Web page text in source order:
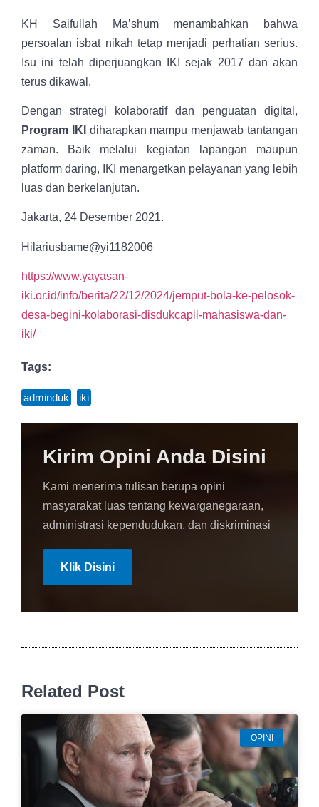
KH Saifullah Ma’shum menambahkan bahwa
persoalan isbat nikah tetap menjadi perhatian serius.
Isu ini telah diperjuangkan IKI sejak 2017 dan akan
terus dikawal.
Dengan strategi kolaboratif dan penguatan digital,
Program IKI diharapkan mampu menjawab tantangan
zaman. Baik melalui kegiatan lapangan maupun
platform daring, IKI menargetkan pelayanan yang lebih
luas dan berkelanjutan.
Jakarta, 24 Desember 2021.
Hilariusbame@yi1182006
https://www.yayasan-
iki.or.id/info/berita/22/12/2024/jemput-bola-ke-pelosok-
desa-begini-kolaborasi-disdukcapil-mahasiswa-dan-
iki/
Tags:
adminduk iki
Kirim Opini Anda Disini
Kami menerima tulisan berupa opini
masyarakat luas tentang kewarganegaraan,
administrasi kependudukan, dan diskriminasi
Klik Disini
Related Post
OPINI